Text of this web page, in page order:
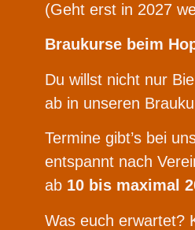
(Geht erst in 2027
Braukurse beim
Du willst nicht nur
ab in unseren
Termine gibt’s bei
entspannt nach
ab 10 bis maximal
Was euch erwartet?